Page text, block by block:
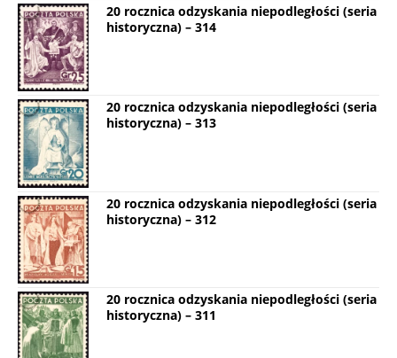
20 rocznica odzyskania niepodległości (seria
historyczna) – 314
20 rocznica odzyskania niepodległości (seria
historyczna) – 313
20 rocznica odzyskania niepodległości (seria
historyczna) – 312
20 rocznica odzyskania niepodległości (seria
historyczna) – 311